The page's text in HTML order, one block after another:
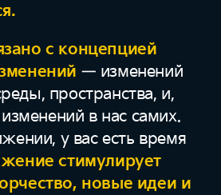
с концепцией
— изменений
пространства, и,
изменений в нас самих.
у вас есть время
стимулирует
новые идеи и